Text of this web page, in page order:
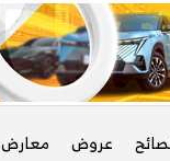
عروض معارض